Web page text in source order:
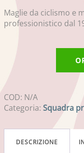
Maglie da ciclismo e
professionistico dal
COD: N/A
Categoria: Squadra
DESCRIZIONE